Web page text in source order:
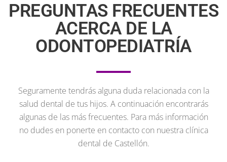
PREGUNTAS FRECUENTES
ACERCA DE LA
ODONTOPEDIATRÍA
Seguramente tendrás alguna duda relacionada con la
salud dental de tus hijos. A continuación encontrarás
algunas de las más frecuentes. Para más información
no dudes en ponerte en contacto con nuestra clínica
dental de Castellón.